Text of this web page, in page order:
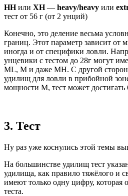
HHили XH— heavy/heavy или
тест от 56 г (от 2 унций)
Конечно, это деление весьма
границ. Этот параметр зависит от
иногда и от специфики ловли.
унцевики с тестом до 28г могут
ML, M и даже MH. С другой
удилищ для ловли в прибойной
мощности M, тест может достигать
3. Тест
Ну раз уже коснулись этой темы
На большинстве удилищ тест
удилища, как правило тяжёлого и
имеют только одну цифру, которая
теста.